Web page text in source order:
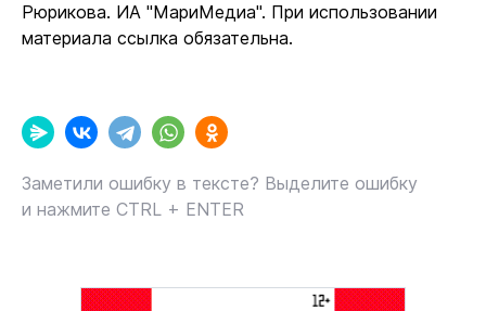
Рюрикова. ИА "МариМедиа". При использовании
материала ссылка обязательна.
Заметили ошибку в тексте? Выделите ошибку
и нажмите CTRL + ENTER